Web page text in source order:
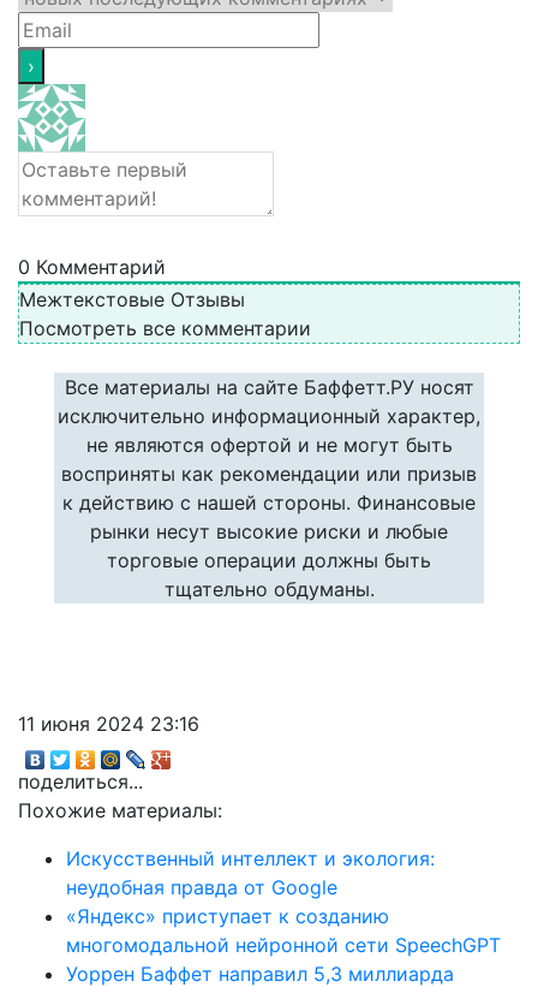
0 Комментарий
Межтекстовые Отзывы
Посмотреть все комментарии
Все материалы на сайте Баффетт.РУ носят
исключительно информационный характер,
не являются офертой и не могут быть
восприняты как рекомендации или призыв
к действию с нашей стороны. Финансовые
рынки несут высокие риски и любые
торговые операции должны быть
тщательно обдуманы.
11 июня 2024 23:16
поделиться...
Похожие материалы:
Искусственный интеллект и экология:
неудобная правда от Google
«Яндекс» приступает к созданию
многомодальной нейронной сети SpeechGPT
Уоррен Баффет направил 5,3 миллиарда